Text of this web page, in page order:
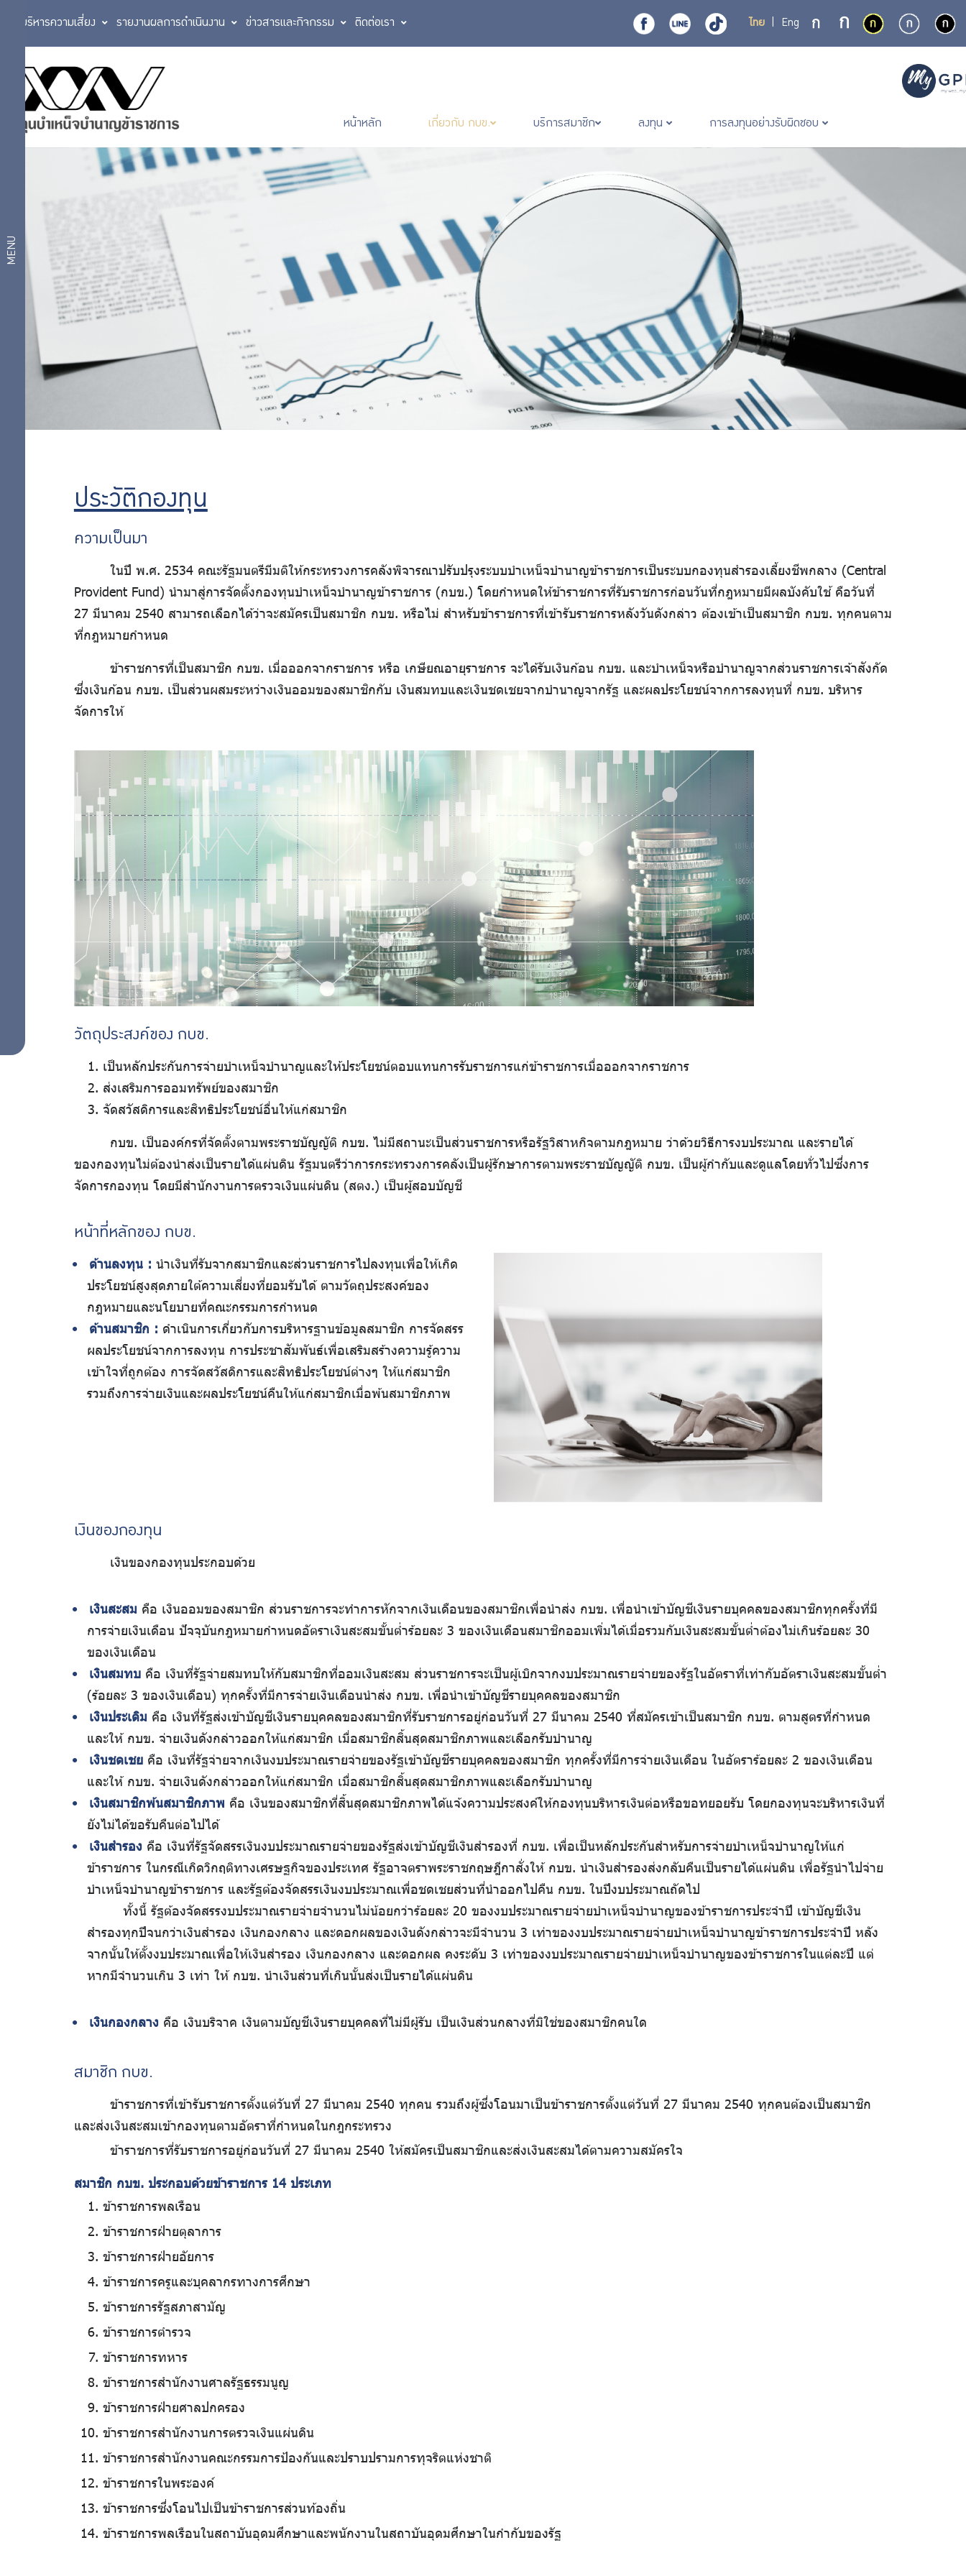
ไทย Eng
การบริหารความเสี่ยง รายงานผลการดำเนินงาน ข่าวสารและกิจกรรม ติดต่อเรา
หน้าหลัก เกี่ยวกับ กบข. บริการสมาชิก ลงทุน การลงทุนอย่างรับผิดชอบ
MENU
เกี่ยว
กับ
องค์กร
สถิติ
ตราสัญลักษณ์
วิสัยทัศน์
แผนการบริหาร
แผนงาน
ตามแผน
ประมาณ
กฎหมายที่
นโยบายการ
ประวัติกองทุน
ความเป็นมา
ในปี พ.ศ. 2534 คณะรัฐมนตรีมีมติให้กระทรวงการคลังพิจารณาปรับปรุงระบบบำเหน็จบำนาญข้าราชการเป็นระบบกองทุนสำรองเลี้ยงชีพกลาง (Central
Provident Fund) นำมาสู่การจัดตั้งกองทุนบำเหน็จบำนาญข้าราชการ (กบข.) โดยกำหนดให้ข้าราชการที่รับราชการก่อนวันที่กฎหมายมีผลบังคับใช้ คือวันที่
27 มีนาคม 2540 สามารถเลือกได้ว่าจะสมัครเป็นสมาชิก กบข. หรือไม่ สำหรับข้าราชการที่เข้ารับราชการหลังวันดังกล่าว ต้องเข้าเป็นสมาชิก กบข. ทุกคนตาม
ที่กฎหมายกำหนด
ข้าราชการที่เป็นสมาชิก กบข. เมื่อออกจากราชการ หรือ เกษียณอายุราชการ จะได้รับเงินก้อน กบข. และบำเหน็จหรือบำนาญจากส่วนราชการเจ้าสังกัด
ซึ่งเงินก้อน กบข. เป็นส่วนผสมระหว่างเงินออมของสมาชิกกับ เงินสมทบและเงินชดเชยจากบำนาญจากรัฐ และผลประโยชน์จากการลงทุนที่ กบข. บริหาร
จัดการให้
วัตถุประสงค์ของ กบข.
เป็นหลักประกันการจ่ายบำเหน็จบำนาญและให้ประโยชน์ตอบแทนการรับราชการแก่ข้าราชการเมื่อออกจากราชการ
ส่งเสริมการออมทรัพย์ของสมาชิก
จัดสวัสดิการและสิทธิประโยชน์อื่นให้แก่สมาชิก
กบข. เป็นองค์กรที่จัดตั้งตามพระราชบัญญัติ กบข. ไม่มีสถานะเป็นส่วนราชการหรือรัฐวิสาหกิจตามกฎหมาย ว่าด้วยวิธีการงบประมาณ และรายได้
ของกองทุนไม่ต้องนำส่งเป็นรายได้แผ่นดิน รัฐมนตรีว่าการกระทรวงการคลังเป็นผู้รักษาการตามพระราชบัญญัติ กบข. เป็นผู้กำกับและดูแลโดยทั่วไปซึ่งการ
จัดการกองทุน โดยมีสำนักงานการตรวจเงินแผ่นดิน (สตง.) เป็นผู้สอบบัญชี
หน้าที่หลักของ กบข.
ด้านลงทุน : นำเงินที่รับจากสมาชิกและส่วนราชการไปลงทุนเพื่อให้เกิด
ประโยชน์สูงสุดภายใต้ความเสี่ยงที่ยอมรับได้ ตามวัตถุประสงค์ของ
กฎหมายและนโยบายที่คณะกรรมการกำหนด
ด้านสมาชิก : ดำเนินการเกี่ยวกับการบริหารฐานข้อมูลสมาชิก การจัดสรร
ผลประโยชน์จากการลงทุน การประชาสัมพันธ์เพื่อเสริมสร้างความรู้ความ
เข้าใจที่ถูกต้อง การจัดสวัสดิการและสิทธิประโยชน์ต่างๆ ให้แก่สมาชิก
รวมถึงการจ่ายเงินและผลประโยชน์คืนให้แก่สมาชิกเมื่อพ้นสมาชิกภาพ
เงินของกองทุน
เงินของกองทุนประกอบด้วย
เงินสะสม คือ เงินออมของสมาชิก ส่วนราชการจะทำการหักจากเงินเดือนของสมาชิกเพื่อนำส่ง กบข. เพื่อนำเข้าบัญชีเงินรายบุคคลของสมาชิกทุกครั้งที่มี
การจ่ายเงินเดือน ปัจจุบันกฎหมายกำหนดอัตราเงินสะสมขั้นต่ำร้อยละ 3 ของเงินเดือนสมาชิกออมเพิ่มได้เมื่อรวมกับเงินสะสมขั้นต่ำต้องไม่เกินร้อยละ 30
ของเงินเดือน
เงินสมทบ คือ เงินที่รัฐจ่ายสมทบให้กับสมาชิกที่ออมเงินสะสม ส่วนราชการจะเป็นผู้เบิกจากงบประมาณรายจ่ายของรัฐในอัตราที่เท่ากับอัตราเงินสะสมขั้นต่ำ
(ร้อยละ 3 ของเงินเดือน) ทุกครั้งที่มีการจ่ายเงินเดือนนำส่ง กบข. เพื่อนำเข้าบัญชีรายบุคคลของสมาชิก
เงินประเดิม คือ เงินที่รัฐส่งเข้าบัญชีเงินรายบุคคลของสมาชิกที่รับราชการอยู่ก่อนวันที่ 27 มีนาคม 2540 ที่สมัครเข้าเป็นสมาชิก กบข. ตามสูตรที่กำหนด
และให้ กบข. จ่ายเงินดังกล่าวออกให้แก่สมาชิก เมื่อสมาชิกสิ้นสุดสมาชิกภาพและเลือกรับบำนาญ
เงินชดเชย คือ เงินที่รัฐจ่ายจากเงินงบประมาณรายจ่ายของรัฐเข้าบัญชีรายบุคคลของสมาชิก ทุกครั้งที่มีการจ่ายเงินเดือน ในอัตราร้อยละ 2 ของเงินเดือน
และให้ กบข. จ่ายเงินดังกล่าวออกให้แก่สมาชิก เมื่อสมาชิกสิ้นสุดสมาชิกภาพและเลือกรับบำนาญ
เงินสมาชิกพ้นสมาชิกภาพ คือ เงินของสมาชิกที่สิ้นสุดสมาชิกภาพได้แจ้งความประสงค์ให้กองทุนบริหารเงินต่อหรือขอทยอยรับ โดยกองทุนจะบริหารเงินที่
ยังไม่ได้ขอรับคืนต่อไปได้
เงินสำรอง คือ เงินที่รัฐจัดสรรเงินงบประมาณรายจ่ายของรัฐส่งเข้าบัญชีเงินสำรองที่ กบข. เพื่อเป็นหลักประกันสำหรับการจ่ายบำเหน็จบำนาญให้แก่
ข้าราชการ ในกรณีเกิดวิกฤติทางเศรษฐกิจของประเทศ รัฐอาจตราพระราชกฤษฎีกาสั่งให้ กบข. นำเงินสำรองส่งกลับคืนเป็นรายได้แผ่นดิน เพื่อรัฐนำไปจ่าย
บำเหน็จบำนาญข้าราชการ และรัฐต้องจัดสรรเงินงบประมาณเพื่อชดเชยส่วนที่นำออกไปคืน กบข. ในปีงบประมาณถัดไป
ทั้งนี้ รัฐต้องจัดสรรงบประมาณรายจ่ายจำนวนไม่น้อยกว่าร้อยละ 20 ของงบประมาณรายจ่ายบำเหน็จบำนาญของข้าราชการประจำปี เข้าบัญชีเงิน
สำรองทุกปีจนกว่าเงินสำรอง เงินกองกลาง และดอกผลของเงินดังกล่าวจะมีจำนวน 3 เท่าของงบประมาณรายจ่ายบำเหน็จบำนาญข้าราชการประจำปี หลัง
จากนั้นให้ตั้งงบประมาณเพื่อให้เงินสำรอง เงินกองกลาง และดอกผล คงระดับ 3 เท่าของงบประมาณรายจ่ายบำเหน็จบำนาญของข้าราชการในแต่ละปี แต่
หากมีจำนวนเกิน 3 เท่า ให้ กบข. นำเงินส่วนที่เกินนั้นส่งเป็นรายได้แผ่นดิน
เงินกองกลาง คือ เงินบริจาค เงินตามบัญชีเงินรายบุคคลที่ไม่มีผู้รับ เป็นเงินส่วนกลางที่มิใช่ของสมาชิกคนใด
สมาชิก กบข.
ข้าราชการที่เข้ารับราชการตั้งแต่วันที่ 27 มีนาคม 2540 ทุกคน รวมถึงผู้ซึ่งโอนมาเป็นข้าราชการตั้งแต่วันที่ 27 มีนาคม 2540 ทุกคนต้องเป็นสมาชิก
และส่งเงินสะสมเข้ากองทุนตามอัตราที่กำหนดในกฎกระทรวง
ข้าราชการที่รับราชการอยู่ก่อนวันที่ 27 มีนาคม 2540 ให้สมัครเป็นสมาชิกและส่งเงินสะสมได้ตามความสมัครใจ
สมาชิก กบข. ประกอบด้วยข้าราชการ 14 ประเภท
ข้าราชการพลเรือน
ข้าราชการฝ่ายตุลาการ
ข้าราชการฝ่ายอัยการ
ข้าราชการครูและบุคลากรทางการศึกษา
ข้าราชการรัฐสภาสามัญ
ข้าราชการตำรวจ
ข้าราชการทหาร
ข้าราชการสำนักงานศาลรัฐธรรมนูญ
ข้าราชการฝ่ายศาลปกครอง
ข้าราชการสำนักงานการตรวจเงินแผ่นดิน
ข้าราชการสำนักงานคณะกรรมการป้องกันและปราบปรามการทุจริตแห่งชาติ
ข้าราชการในพระองค์
ข้าราชการซึ่งโอนไปเป็นข้าราชการส่วนท้องถิ่น
ข้าราชการพลเรือนในสถาบันอุดมศึกษาและพนักงานในสถาบันอุดมศึกษาในกำกับของรัฐ